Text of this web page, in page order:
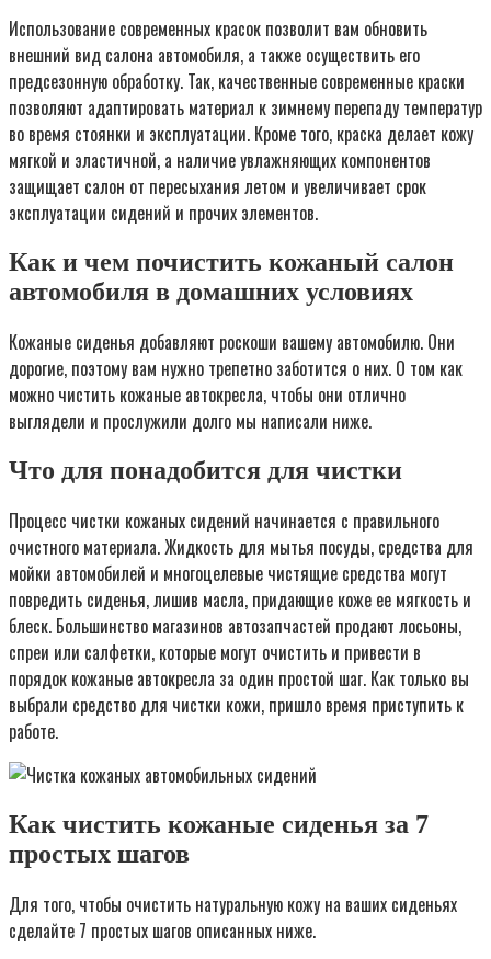
Использование современных красок позволит вам обновить
внешний вид салона автомобиля, а также осуществить его
предсезонную обработку. Так, качественные современные краски
позволяют адаптировать материал к зимнему перепаду температур
во время стоянки и эксплуатации. Кроме того, краска делает кожу
мягкой и эластичной, а наличие увлажняющих компонентов
защищает салон от пересыхания летом и увеличивает срок
эксплуатации сидений и прочих элементов.
Как и чем почистить кожаный салон
автомобиля в домашних условиях
Кожаные сиденья добавляют роскоши вашему автомобилю. Они
дорогие, поэтому вам нужно трепетно заботится о них. О том как
можно чистить кожаные автокресла, чтобы они отлично
выглядели и прослужили долго мы написали ниже.
Что для понадобится для чистки
Процесс чистки кожаных сидений начинается с правильного
очистного материала. Жидкость для мытья посуды, средства для
мойки автомобилей и многоцелевые чистящие средства могут
повредить сиденья, лишив масла, придающие коже ее мягкость и
блеск. Большинство магазинов автозапчастей продают лосьоны,
спреи или салфетки, которые могут очистить и привести в
порядок кожаные автокресла за один простой шаг. Как только вы
выбрали средство для чистки кожи, пришло время приступить к
работе.
Как чистить кожаные сиденья за 7
простых шагов
Для того, чтобы очистить натуральную кожу на ваших сиденьях
сделайте 7 простых шагов описанных ниже.